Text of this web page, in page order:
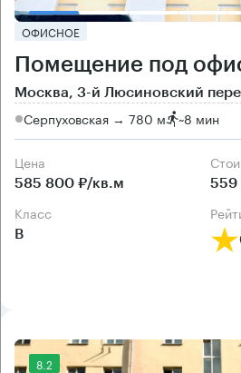
ОФИСНОЕ
Помещение под
Москва, 3-й Люсиновский
Серпуховская → 780 м ~8 мин
Цена
585 800 ₽/кв.м 559
класс
B
8.2